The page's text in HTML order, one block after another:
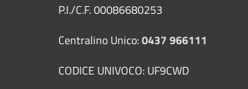
P.I./C.F. 00086680253
Centralino Unico:0437 966111
CODICE UNIVOCO: UF9CWD